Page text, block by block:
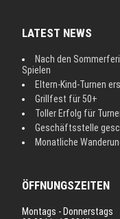
LATEST NEWS
Nach den
Spielen
Eltern-Kind-Turnen
Grillfest für 50+
Toller Erfolg für
Geschäftsstelle
Monatliche
ÖFFNUNGSZEITEN
Montags - Donnerstags